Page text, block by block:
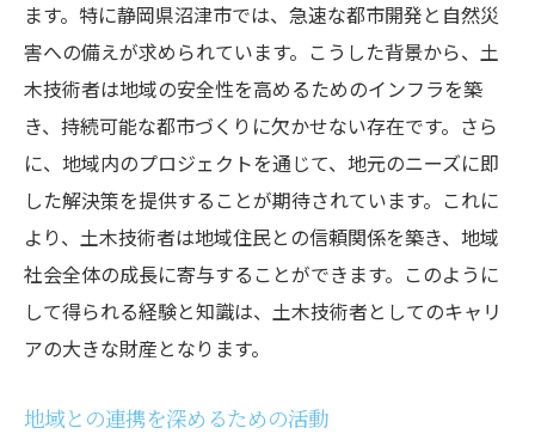
ます。特に静岡県沼津市では、急速な都市開発と自然災
害への備えが求められています。こうした背景から、土
木技術者は地域の安全性を高めるためのインフラを築
き、持続可能な都市づくりに欠かせない存在です。さら
に、地域内のプロジェクトを通じて、地元のニーズに即
した解決策を提供することが期待されています。これに
より、土木技術者は地域住民との信頼関係を築き、地域
社会全体の成長に寄与することができます。このように
して得られる経験と知識は、土木技術者としてのキャリ
アの大きな財産となります。
地域との連携を深めるための活動